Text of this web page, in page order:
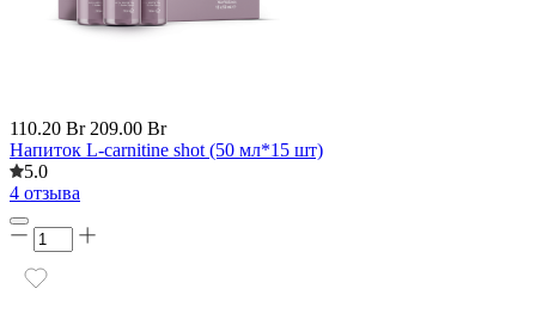
110.20 Br 209.00 Br
Напиток L-carnitine shot (50 мл*15 шт)
5.0
4 отзыва